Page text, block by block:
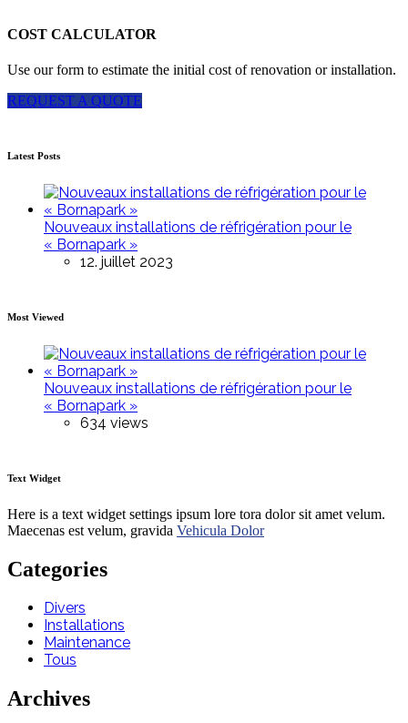
COST CALCULATOR
Use our form to estimate the initial cost of renovation or installation.
REQUEST A QUOTE
Latest Posts
Nouveaux installations de réfrigération pour le
« Bornapark »
12. juillet 2023
Most Viewed
Nouveaux installations de réfrigération pour le
« Bornapark »
634 views
Text Widget
Here is a text widget settings ipsum lore tora dolor sit amet velum.
Maecenas est velum, gravida Vehicula Dolor
Categories
Divers
Installations
Maintenance
Tous
Archives